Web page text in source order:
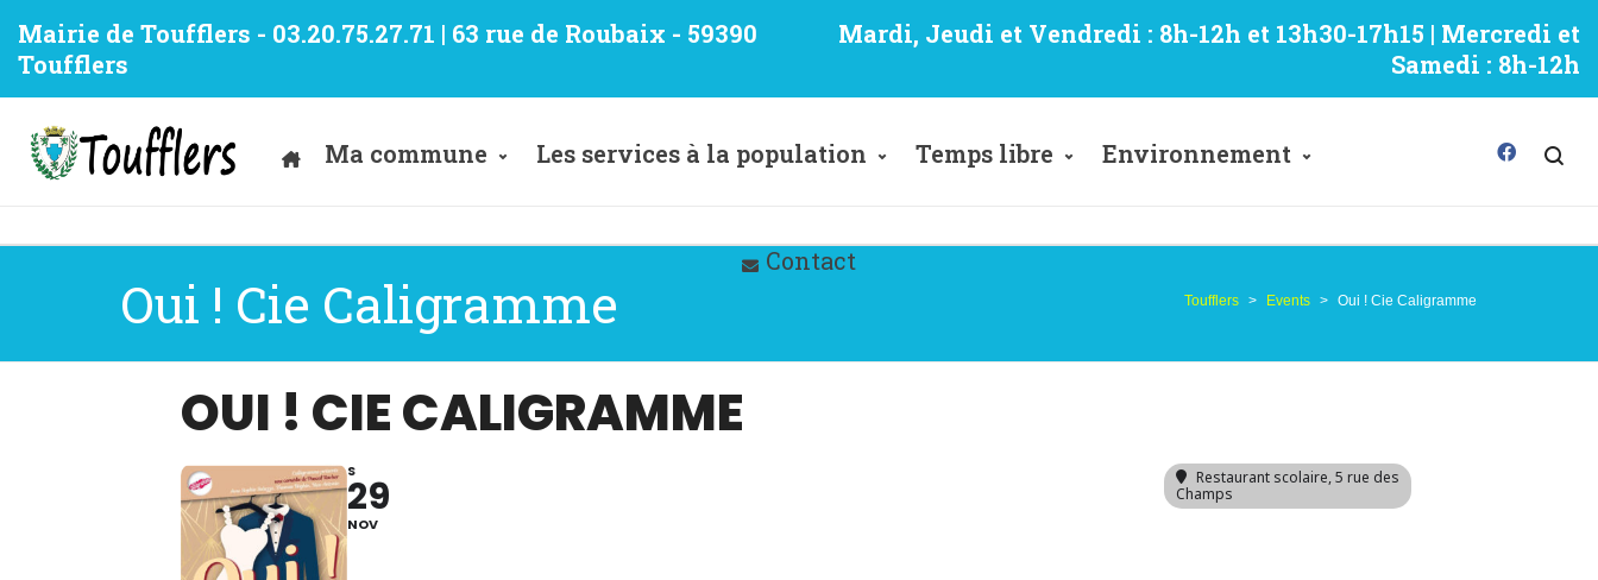
Mairie de Toufflers - 03.20.75.27.71 | 63 rue de Roubaix - 59390
Toufflers
Mardi, Jeudi et Vendredi : 8h-12h et 13h30-17h15 | Mercredi et
Samedi : 8h-12h
Ma commune Les services à la population Temps libre Environnement
Contact
Oui ! Cie Caligramme Toufflers > Events > Oui ! Cie Caligramme
OUI ! CIE CALIGRAMME
S
29
NOV
Restaurant scolaire, 5 rue des
Champs